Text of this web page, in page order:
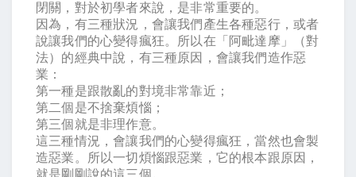
閉關，對於初學者來說，是非常重要的。
因為，有三種狀況，會讓我們產生各種惡行，或者
說讓我們的心變得瘋狂。所以在「阿毗達摩」（對
法）的經典中說，有三種原因，會讓我們造作惡
業：
第一種是跟散亂的對境非常靠近；
第二個是不捨棄煩惱；
第三個就是非理作意。
這三種情況，會讓我們的心變得瘋狂，當然也會製
造惡業。所以一切煩惱跟惡業，它的根本跟原因，